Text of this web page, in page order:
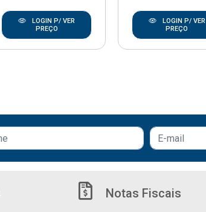
LOGIN P/ VER
PREÇO
LOGIN P/ VER
PREÇO
Notas Fiscais